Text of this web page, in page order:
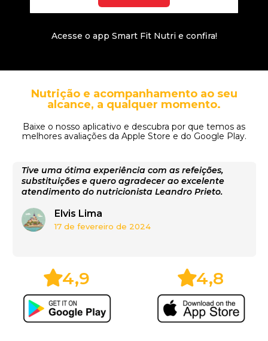
Acesse o app Smart Fit Nutri e confira!
Nutrição e acompanhamento ao seu
alcance, a qualquer momento.
Baixe o nosso aplicativo e descubra por que temos as
melhores avaliações da Apple Store e do Google Play.
Tive uma ótima experiência com as refeições,
substituições e quero agradecer ao excelente
atendimento do nutricionista Leandro Prieto.
Elvis Lima
17 de fevereiro de 2024
4,9 4,8